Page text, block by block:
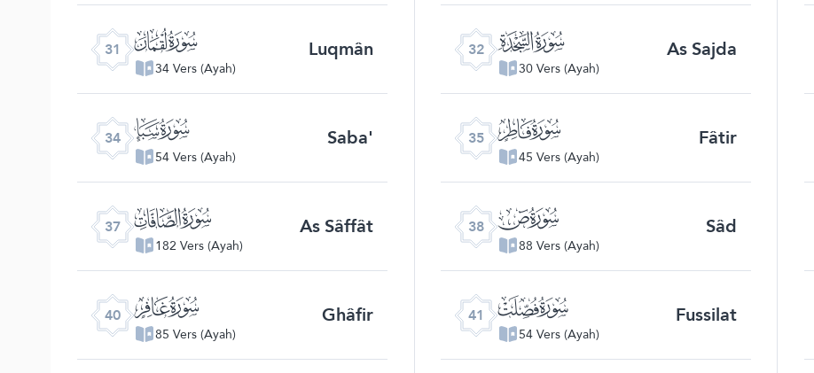
31 ﮫ
34 Vers (Ayah)
Luqmân 32 ﮬ
30 Vers (Ayah)
As Sajda
34 ﮮ
54 Vers (Ayah)
Saba' 35 ﮯ
45 Vers (Ayah)
Fâtir
37 ﮱ
182 Vers (Ayah)
As Sâffât 38 ﯓ
88 Vers (Ayah)
Sâd
40 ﯕ
85 Vers (Ayah)
Ghâfir 41 ﯖ
54 Vers (Ayah)
Fussilat